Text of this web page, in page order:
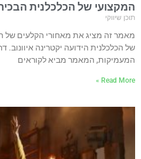
המקצועי של הכלכלנית
תוכן שיווקי
מאמר זה מציג את מאחורי הקלעים של
של הכלכלנית הידועה יקטרינה איוונוב.
המעמיקות, המאמר מביא לקוראים
Read More »